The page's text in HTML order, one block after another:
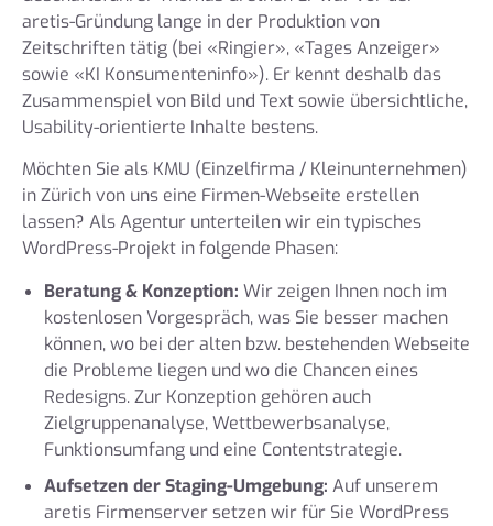
aretis-Gründung lange in der Produktion von
Zeitschriften tätig (bei «Ringier», «Tages Anzeiger»
sowie «KI Konsumenteninfo»). Er kennt deshalb das
Zusammenspiel von Bild und Text sowie übersichtliche,
Usability-orientierte Inhalte bestens.
Möchten Sie als KMU (Einzelfirma / Kleinunternehmen)
in Zürich von uns eine Firmen-Webseite erstellen
lassen? Als Agentur unterteilen wir ein typisches
WordPress-Projekt in folgende Phasen:
Beratung & Konzeption: Wir zeigen Ihnen noch im
kostenlosen Vorgespräch, was Sie besser machen
können, wo bei der alten bzw. bestehenden Webseite
die Probleme liegen und wo die Chancen eines
Redesigns. Zur Konzeption gehören auch
Zielgruppenanalyse, Wettbewerbsanalyse,
Funktionsumfang und eine Contentstrategie.
Aufsetzen der Staging-Umgebung: Auf unserem
aretis Firmenserver setzen wir für Sie WordPress